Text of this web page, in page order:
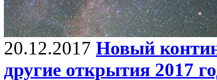
20.12.2017 Новый
другие открытия 2017